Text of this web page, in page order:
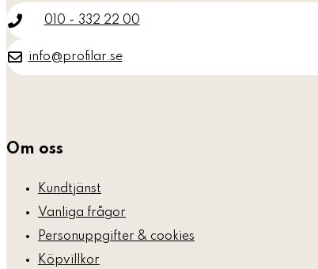
010 - 332 22 00
info@profilar.se
Om oss
Kundtjänst
Vanliga frågor
Personuppgifter & cookies
Köpvillkor